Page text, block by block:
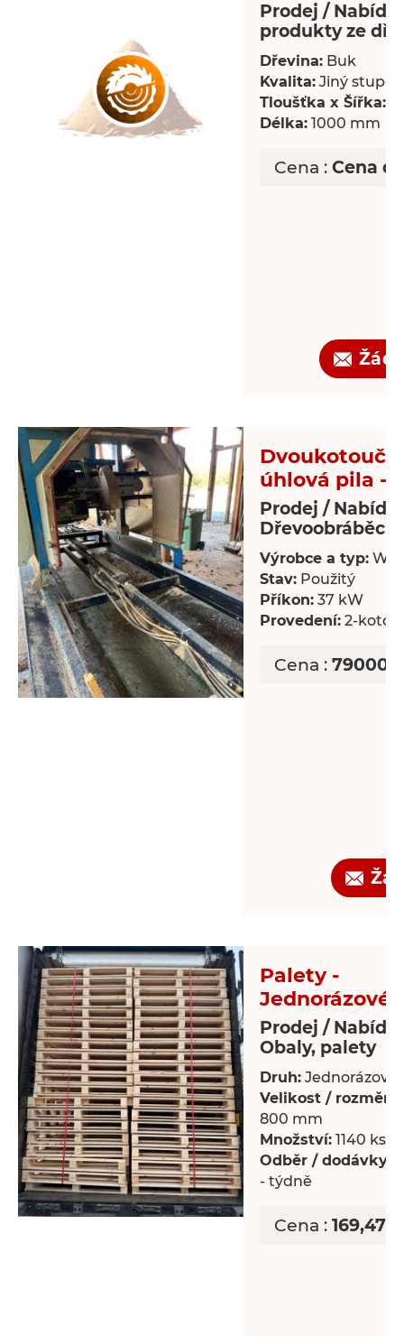
Prodej /
produkty ze
Dřevina: Buk
Kvalita: Jiný
Tloušťka x Šířka:
Délka: 1000 mm
Cena : Cena
úhlová pila -
Prodej /
Dřevoobráběcí
Výrobce a typ:
Stav: Použitý
Příkon: 37 kW
Provedení: 2-
Cena : 790000
Palety -
Jednorázové
Prodej /
Obaly, palety
Druh: Jednorázové
Velikost / rozměry:
800 mm
Množství: 1140 ks
Odběr / dodávky:
- týdně
Cena : 169,47